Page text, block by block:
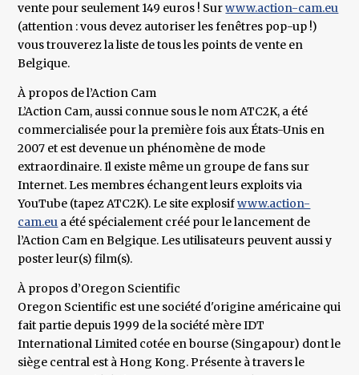
vente pour seulement 149 euros ! Surwww.action-cam.eu
(attention : vous devez autoriser les fenêtres pop-up !)
vous trouverez la liste de tous les points de vente en
Belgique.
À propos de l’Action Cam
L’Action Cam, aussi connue sous le nom ATC2K, a été
commercialisée pour la première fois aux États-Unis en
2007 et est devenue un phénomène de mode
extraordinaire. Il existe même un groupe de fans sur
Internet. Les membres échangent leurs exploits via
YouTube (tapez ATC2K). Le site explosifwww.action-
cam.eu a été spécialement créé pour le lancement de
l’Action Cam en Belgique. Les utilisateurs peuvent aussi y
poster leur(s) film(s).
À propos d’Oregon Scientific
Oregon Scientific est une société d'origine américaine qui
fait partie depuis 1999 de la société mère IDT
International Limited cotée en bourse (Singapour) dont le
siège central est à Hong Kong. Présente à travers le